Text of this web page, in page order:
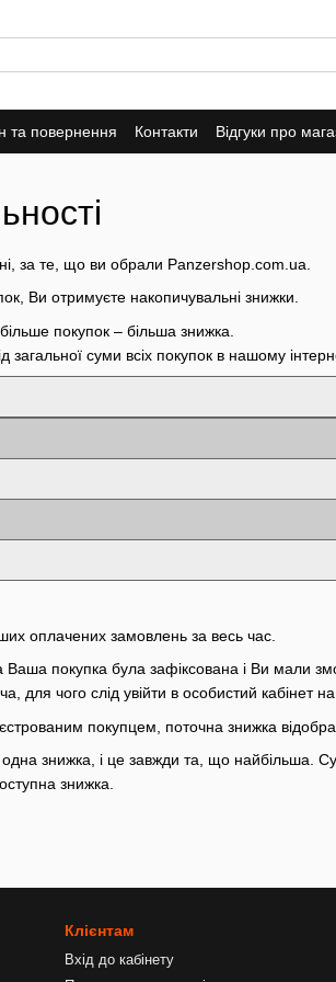
та повернення Контакти Відгуки про
за те, що ви обрали Panzershop.com.ua.
Ви отримуєте накопичувальні знижки.
покупок – більша знижка.
суми всіх покупок в нашому
оплачених замовлень за весь час.
Ваша покупка була зафіксована і Ви мали
для чого слід увійти в особистий кабінет
покупцем, поточна знижка
знижка, і це завжди та, що найбільша.
знижка.
Клієнтам
Вхід до кабінету